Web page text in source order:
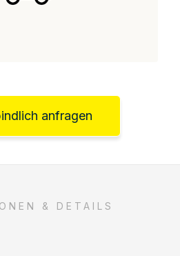
anfragen
& DETAILS